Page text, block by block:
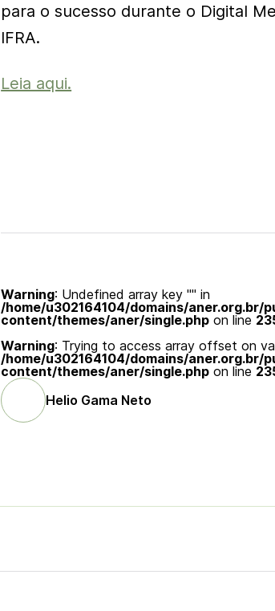
para o sucesso durante o Digital
IFRA.
Leia aqui.
Warning: Undefined array key "" in
/home/u302164104/domains/aner.org.br/
content/themes/aner/single.php on line
Warning: Trying to access array offset on
/home/u302164104/domains/aner.org.br/
content/themes/aner/single.php on line
Helio Gama Neto